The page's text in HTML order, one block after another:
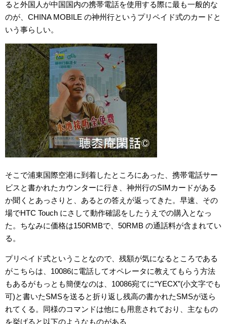
ると外国人が中国国内の携帯電話を使用する際に最も一般的な
のが、CHINA MOBILE の神州行というプリペイド式のカードと
いう事らしい。
そこで浦東国際空港に到着したところにあった、携帯電話サー
ビスと書かれたカウンターに行き、神州行のSIMカードがある
か聞くとあっさりと、あるとの答えが返ってきた。早速、その
場でHTC Touch にさして動作確認をしたうえでの購入となっ
た。ちなみに価格は150RMBで、50RMB の通話料が含まれてい
る。
プリペイド式ということなので、残額が気になるところである
がこちらは、10086に電話してオペレータに教えてもらう方法
もあるがもっとも簡便なのは、10086宛てに“YECX”(小文字でも
可)と書いたSMSを送ると折り返し残高の書かれたSMSが送ら
れてくる。同様のコマンドは他にも用意されており、主なもの
を挙げると以下のようなものがある